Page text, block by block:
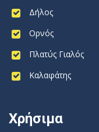
Δήλος
Ορνός
Πλατύς Γιαλός
Καλαφάτης
Χρήσιμα